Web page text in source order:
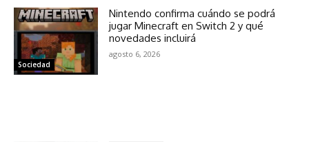
Sociedad
Nintendo confirma cuándo se podrá
jugar Minecraft en Switch 2 y qué
novedades incluirá
agosto 6, 2026